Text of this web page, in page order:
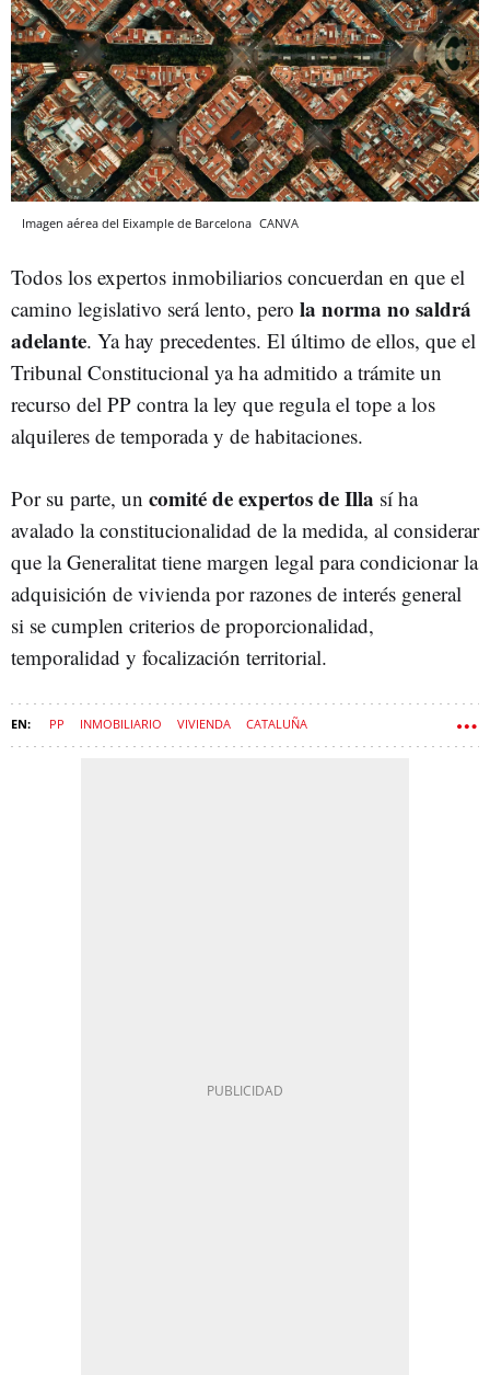
Imagen aérea del Eixample de Barcelona CANVA
Todos los expertos inmobiliarios concuerdan en que el
camino legislativo será lento, pero la norma no saldrá
adelante. Ya hay precedentes. El último de ellos, que el
Tribunal Constitucional ya ha admitido a trámite un
recurso del PP contra la ley que regula el tope a los
alquileres de temporada y de habitaciones.
Por su parte, un comité de expertos de Illa sí ha
avalado la constitucionalidad de la medida, al considerar
que la Generalitat tiene margen legal para condicionar la
adquisición de vivienda por razones de interés general
si se cumplen criterios de proporcionalidad,
temporalidad y focalización territorial.
PP INMOBILIARIO VIVIENDA CATALUÑA